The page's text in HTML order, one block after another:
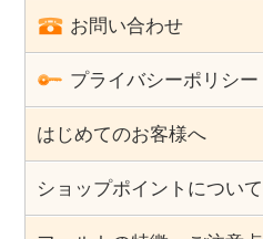
お問い合わせ
プライバシーポリシー
はじめてのお客様へ
ショップポイントについて